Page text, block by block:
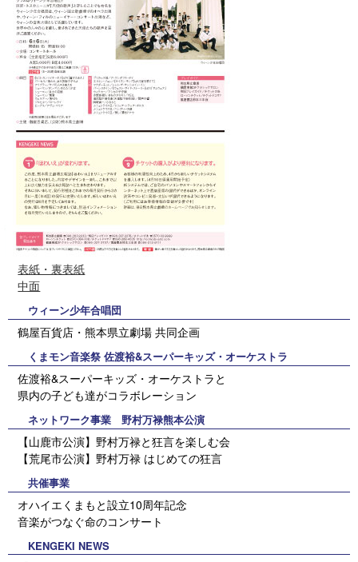
表紙・裏表紙
中面
ウィーン少年合唱団
鶴屋百貨店・熊本県立劇場 共同企画
くまモン音楽祭 佐渡裕&スーパーキッズ・オーケストラ
佐渡裕&スーパーキッズ・オーケストラと
県内の子ども達がコラボレーション
ネットワーク事業 野村万禄熊本公演
【山鹿市公演】野村万禄と狂言を楽しむ会
【荒尾市公演】野村万禄 はじめての狂言
共催事業
オハイエくまもと設立10周年記念
音楽がつなぐ命のコンサート
KENGEKI NEWS